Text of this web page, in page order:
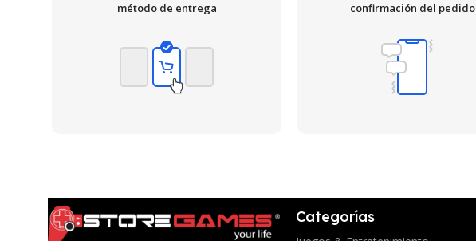
método de entrega
confirmación del pedido
Categorías